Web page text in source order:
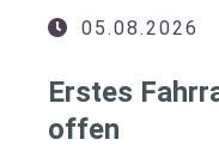
05.08.2026
Erstes
offen